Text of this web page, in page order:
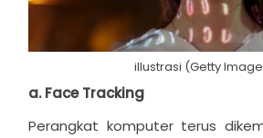
illustrasi (Getty
a. Face Tracking
Perangkat komputer terus